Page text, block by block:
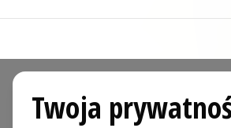
Twoja